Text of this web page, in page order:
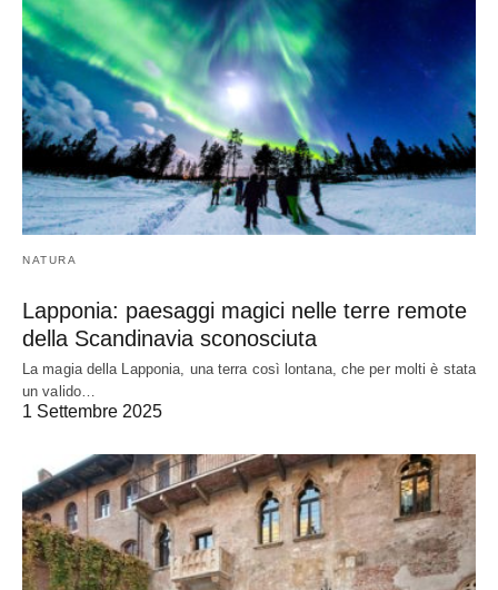
NATURA
Lapponia: paesaggi magici nelle terre remote
della Scandinavia sconosciuta
La magia della Lapponia, una terra così lontana, che per molti è stata
un valido…
1 Settembre 2025